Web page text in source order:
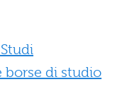
borse di studio